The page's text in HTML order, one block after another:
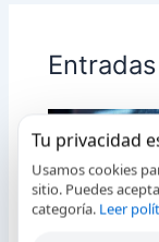
Tu privacidad
Usamos cookies
sitio. Puedes
categoría. Leer